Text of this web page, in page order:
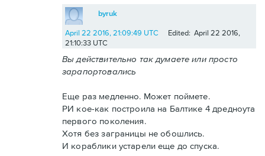
byruk
April 22 2016, 21:09:49 UTC
Edited: April 22 2016,
21:10:33 UTC
Вы действительно так думаете или просто
зарапортовались
Еще раз медленно. Может поймете.
РИ кое-как построила на Балтике 4 дредноута
первого поколения.
Хотя без заграницы не обошлись.
И кораблики устарели еще до спуска.